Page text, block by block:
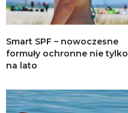
Smart SPF – nowoczesne
formuły ochronne nie tylko
na lato